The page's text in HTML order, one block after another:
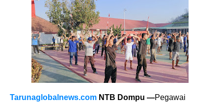
Tarunaglobalnews.com NTB Dompu —Pegawai